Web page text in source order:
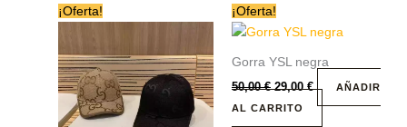
¡Oferta!El
precio
40,00 €.
precio
29,00 €.
tiene
múltiples
variantes.
Las
¡Oferta!
Gorra YSL negra
50,00€
El
precio
original
50,00 €.
29,00€
actual
29,00 €.
AÑADIR
AL CARRITO